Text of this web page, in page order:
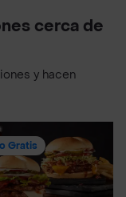
cerca de
y hacen
Gratis